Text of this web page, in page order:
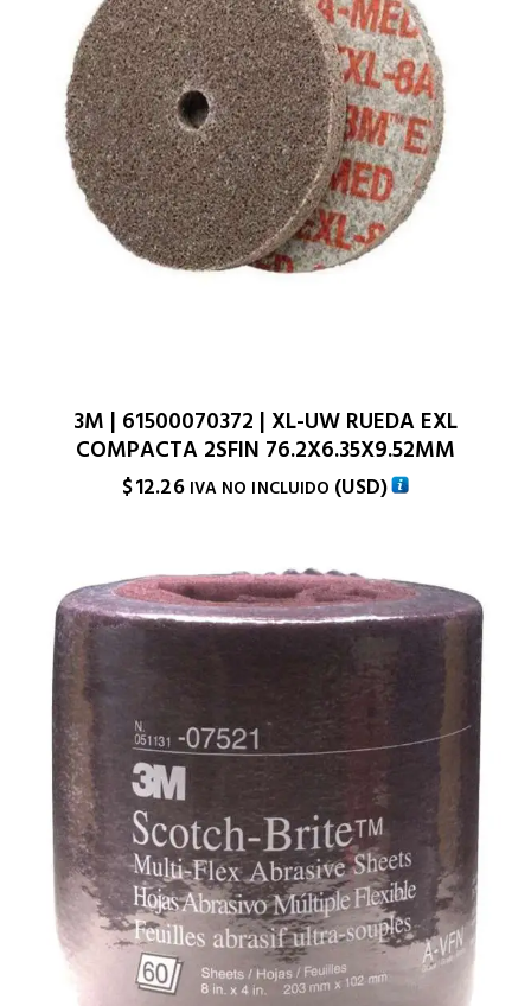
3M | 61500070372 | XL-UW RUEDA EXL
COMPACTA 2SFIN 76.2X6.35X9.52MM
$12.26 IVA NO INCLUIDO (USD)